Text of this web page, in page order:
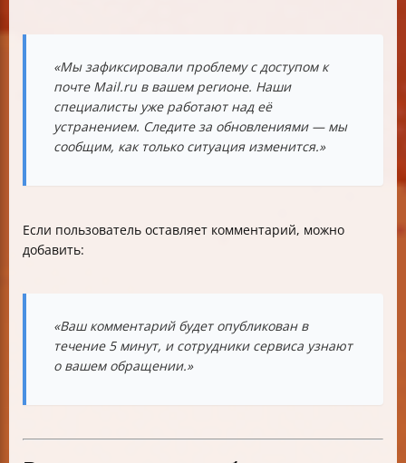
«Мы зафиксировали проблему с доступом к
почте Mail.ru в вашем регионе. Наши
специалисты уже работают над её
устранением. Следите за обновлениями — мы
сообщим, как только ситуация изменится.»
Если пользователь оставляет комментарий, можно
добавить:
«Ваш комментарий будет опубликован в
течение 5 минут, и сотрудники сервиса узнают
о вашем обращении.»